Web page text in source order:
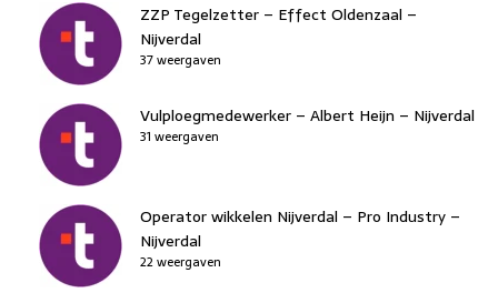
ZZP Tegelzetter – Effect Oldenzaal –
Nijverdal
37 weergaven
Vulploegmedewerker – Albert Heijn – Nijverdal
31 weergaven
Operator wikkelen Nijverdal – Pro Industry –
Nijverdal
22 weergaven